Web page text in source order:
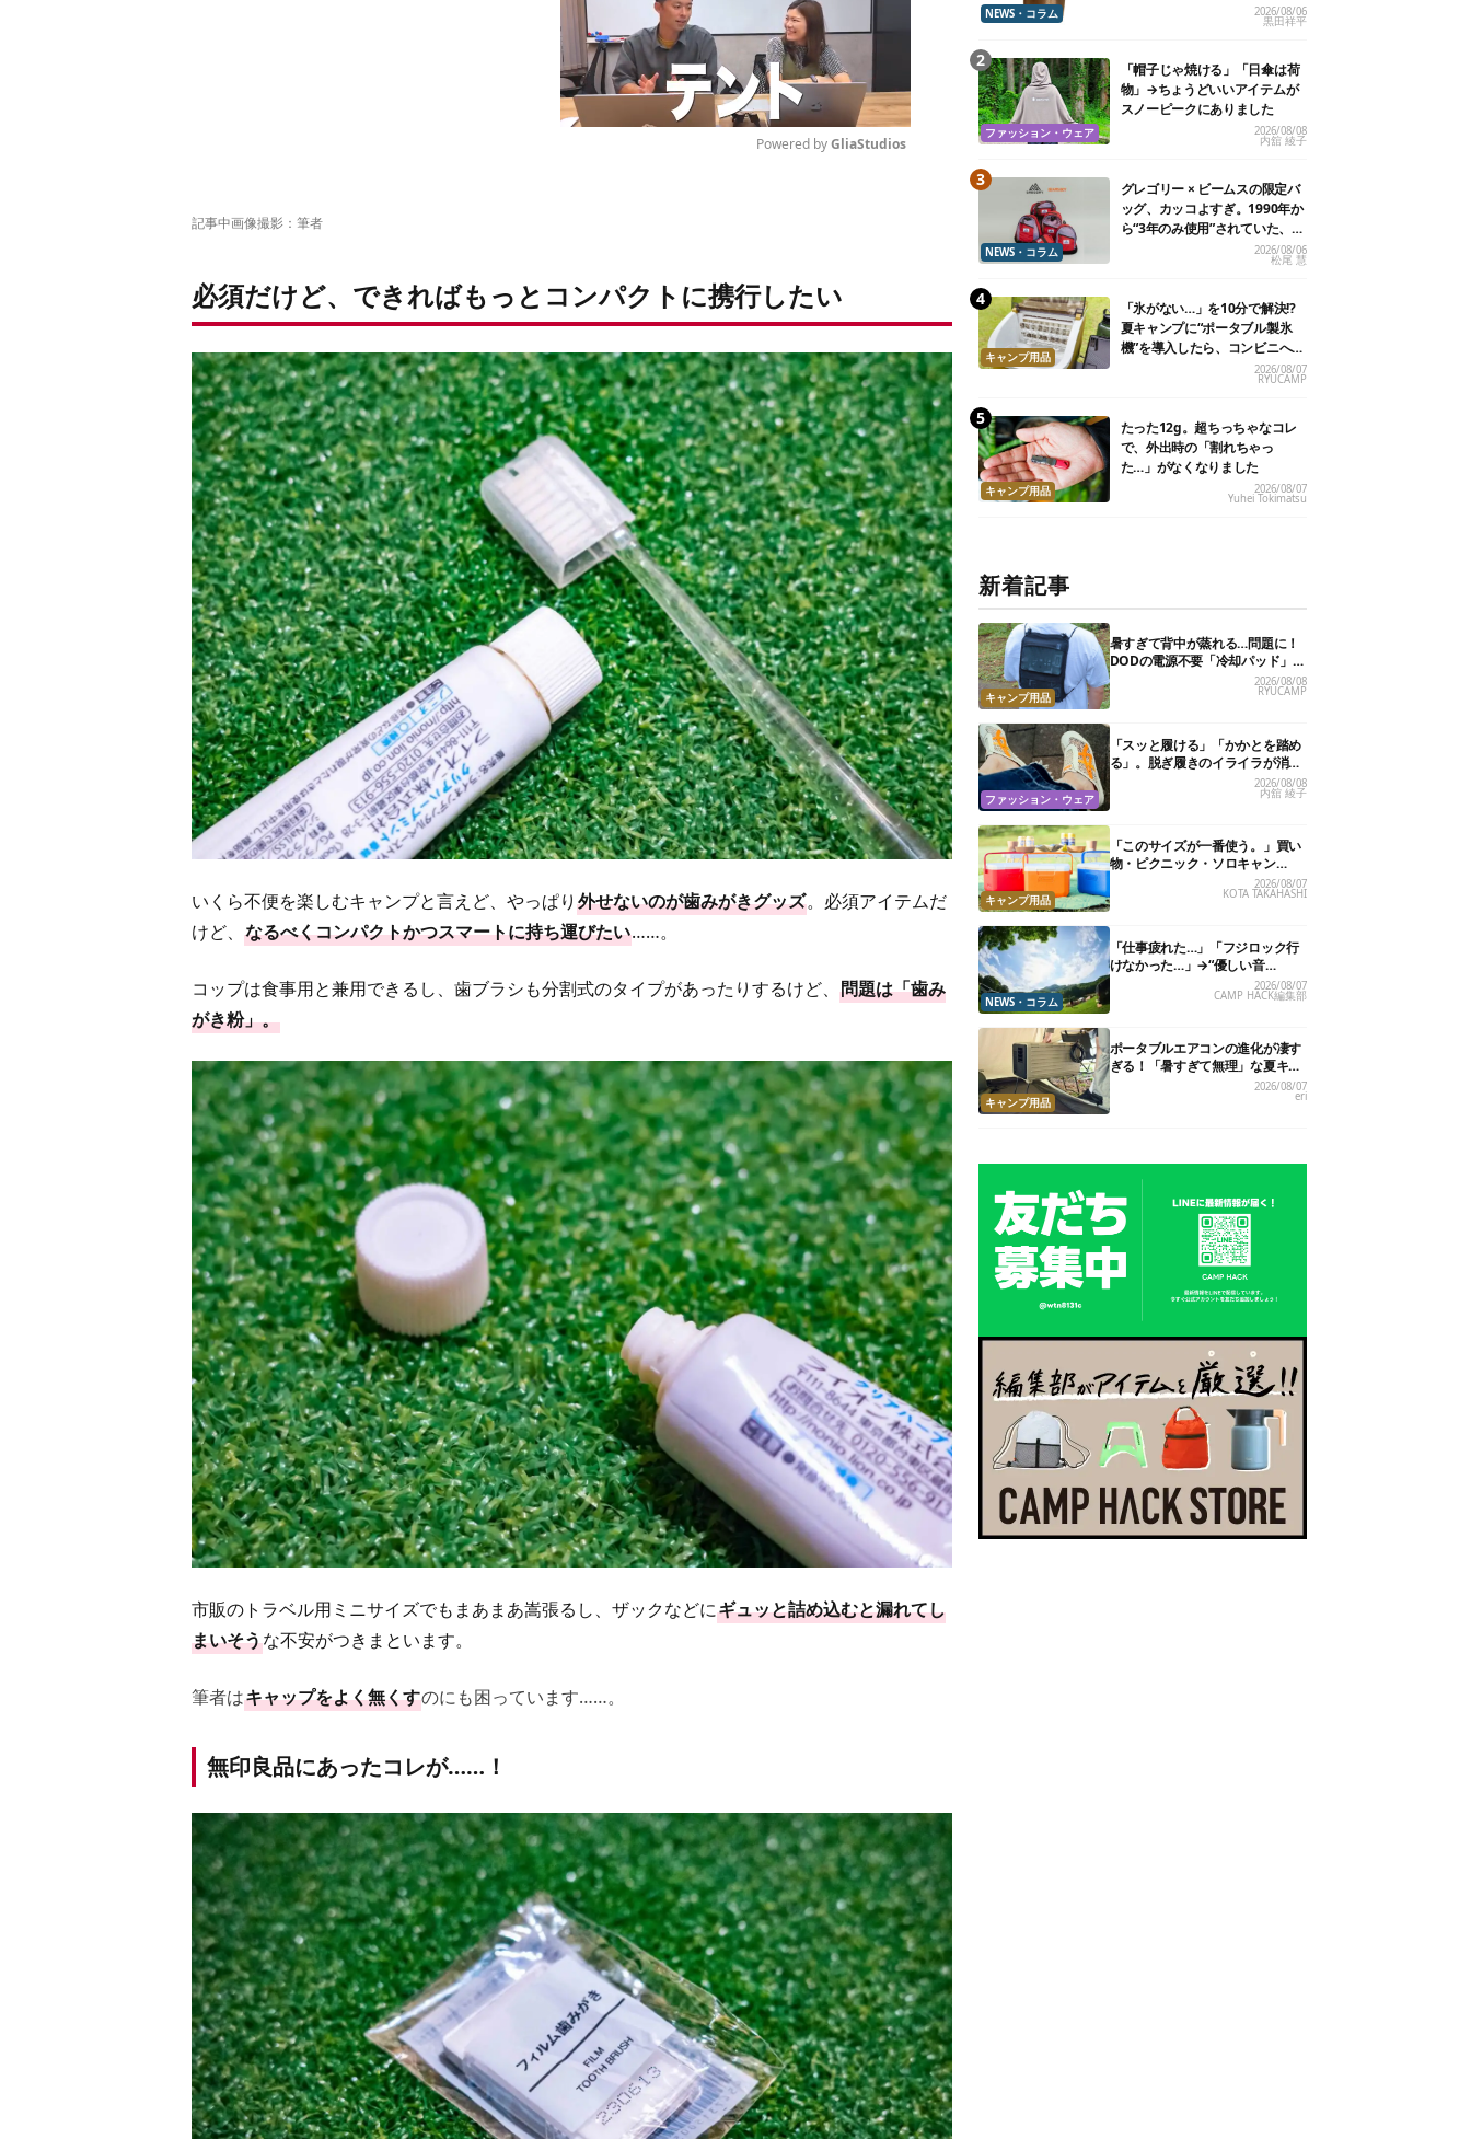
Powered by GliaStudios
記事中画像撮影：筆者
必須だけど、できればもっとコンパクトに携行したい
いくら不便を楽しむキャンプと言えど、やっぱり 外せないのが歯みがきグッズ。必須アイテムだ
けど、 なるべくコンパクトかつスマートに持ち運びたい……。
コップは食事用と兼用できるし、歯ブラシも分割式のタイプがあったりするけど、 問題は「歯み
がき粉」。
市販のトラベル用ミニサイズでもまあまあ嵩張るし、ザックなどにギュッと詰め込むと漏れてし
まいそうな不安がつきまといます。
筆者はキャップをよく無くすのにも困っています……。
無印良品にあったコレが……！
NEWS・コラム 2026/08/06
黒田祥平
ファッション・ウェア
「帽子じゃ焼ける」「日傘は荷
物」→ちょうどいいアイテムが
スノーピークにありました
2026/08/08
内舘 綾子
NEWS・コラム
グレゴリー × ビームスの限定バ
ッグ、カッコよすぎ。1990年か
ら“3年のみ使用”されていた、紫
2026/08/06
松尾 慧
キャンプ用品
「氷がない…」を10分で解決!?
夏キャンプに“ポータブル製氷
機”を導入したら、コンビニへ走
2026/08/07
RYUCAMP
キャンプ用品
たった12g。超ちっちゃなコレ
で、外出時の「割れちゃっ
た…」がなくなりました
2026/08/07
Yuhei Tokimatsu
新着記事
キャンプ用品
暑すぎて背中が蒸れる…問題に！
DODの電源不要「冷却パッド」を
試したら、夏の移動がラクになっ
た
2026/08/08
RYUCAMP
ファッション・ウェア
「スッと履ける」「かかとを踏め
る」。脱ぎ履きのイライラが消え
る快適“スニーカーサンダル”6選
2026/08/08
内舘 綾子
キャンプ用品
「このサイズが一番使う。」買い
物・ピクニック・ソロキャン
に“ちょうどいい”小型クーラーボ
ックス13選
2026/08/07
KOTA TAKAHASHI
NEWS・コラム
「仕事疲れた…」「フジロック行
けなかった…」→“優しい音
楽”と“大きな自然”で治癒。まだ間
に合います。
2026/08/07
CAMP HACK編集部
キャンプ用品
ポータブルエアコンの進化が凄す
ぎる！「暑すぎて無理」な夏キャ
ンプを激変させる最新5選2026/08/07
eri